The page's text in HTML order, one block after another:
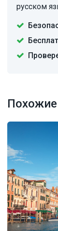
русском